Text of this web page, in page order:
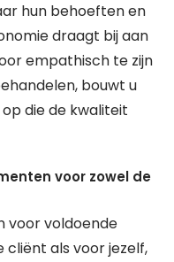
hun behoeften en
draagt bij aan
empathisch te zijn
bouwt u
die de kwaliteit
voor zowel de
voor voldoende
als voor jezelf,